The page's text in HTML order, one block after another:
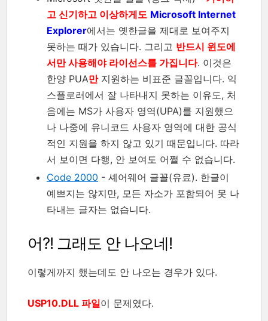
고 신기하고 이상하게도 Microsoft Internet
Explorer에서는 옛한글을 제대로 보여주지
못하는 때가 있습니다. 그리고 반드시 윈도에
서만 사용해야 라이선스를 가집니다. 이것은
한양 PUA만지원하는 비표준 글꼴입니다. 익
스플로러에서 잘 나타내지 못하는 이유도, 처
음에는 MS가 사용자 영역(UPA)를 지원했으
나 나중에 유니코드 사용자 영역에 대한 공식
적인 지원을 하지 않고 있기 때문입니다. 따라
서 보이면 다행, 안 보여도 어쩔 수 없습니다.
Code 2000 - 셰어웨어 글꼴(유료). 한글이
예쁘지는 않지만, 모든 자소가 포함되어 못 나
타내는 글자는 없습니다.
어?! 그래도 안 나오네!
이렇게까지 했는데도 안 나오는 경우가 있다.
USP10.DLL 파일이 문제였다.